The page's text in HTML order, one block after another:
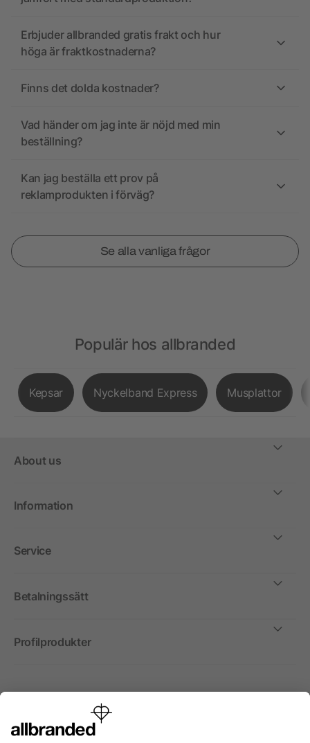
Erbjuder allbranded gratis frakt och hur
höga är fraktkostnaderna?
Finns det dolda kostnader?
Vad händer om jag inte är nöjd med min
beställning?
Kan jag beställa ett prov på
reklamprodukten i förväg?
Se alla vanliga frågor
Populär hos allbranded
Kepsar Nyckelband Express Musplattor
About us
Information
Service
Betalningssätt
Profilprodukter
Internationellt